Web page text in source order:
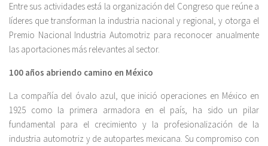
Entre sus actividades está la organización del Congreso que reúne a
líderes que transforman la industria nacional y regional, y otorga el
Premio Nacional Industria Automotriz para reconocer anualmente
las aportaciones más relevantes al sector.
100 años abriendo camino en México
La compañía del óvalo azul, que inició operaciones en México en
1925 como la primera armadora en el país, ha sido un pilar
fundamental para el crecimiento y la profesionalización de la
industria automotriz y de autopartes mexicana. Su compromiso con